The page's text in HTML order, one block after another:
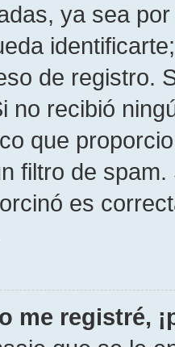
ya sea
de registro.
no recibió
que
filtro de
es
me registré,